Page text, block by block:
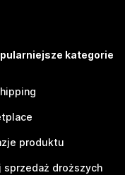
kategorie
produktu
sprzedaż droższych